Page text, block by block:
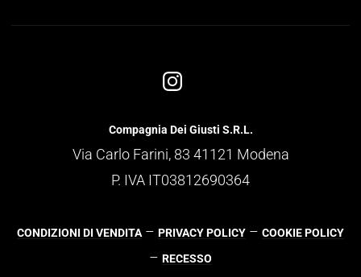
Compagnia Dei Giusti S.R.L.
Via Carlo Farini, 83 41121 Modena
P. IVA IT03812690364
CONDIZIONI DI VENDITA – PRIVACY POLICY – COOKIE POLICY
– RECESSO